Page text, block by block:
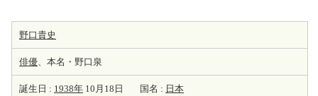
野口貴史
俳優、本名・野口泉
誕生日 : 1938年 10月18日 国名 : 日本